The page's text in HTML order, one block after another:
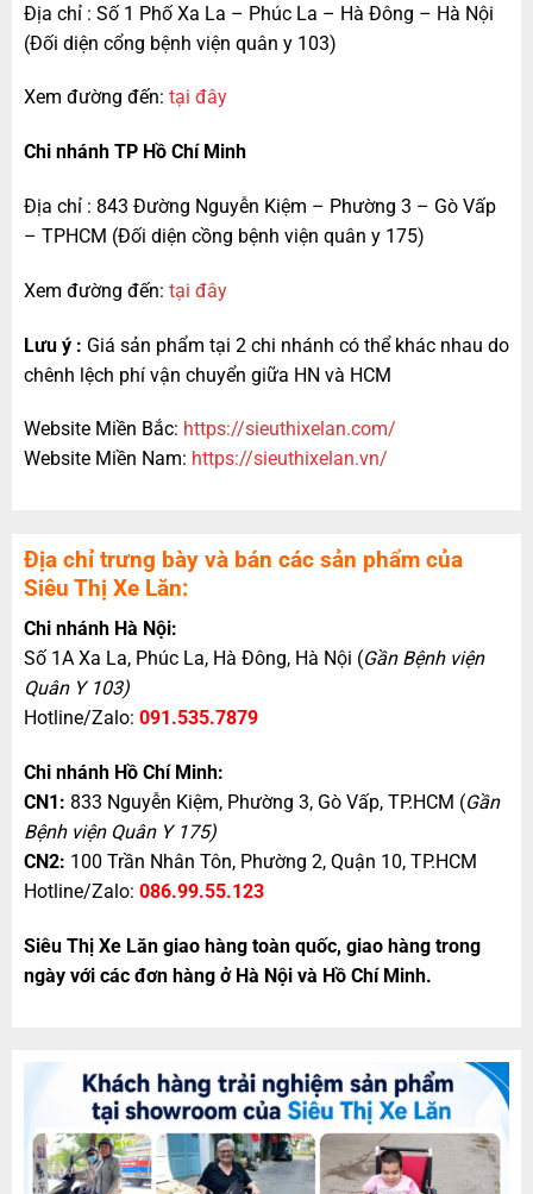
Địa chỉ : Số 1 Phố Xa La – Phúc La – Hà Đông – Hà Nội
(Đối diện cổng bệnh viện quân y 103)
Xem đường đến: tại đây
Chi nhánh TP Hồ Chí Minh
Địa chỉ : 843 Đường Nguyễn Kiệm – Phường 3 – Gò Vấp
– TPHCM (Đối diện cồng bệnh viện quân y 175)
Xem đường đến: tại đây
Lưu ý : Giá sản phẩm tại 2 chi nhánh có thể khác nhau do
chênh lệch phí vận chuyển giữa HN và HCM
Website Miền Bắc: https://sieuthixelan.com/
Website Miền Nam: https://sieuthixelan.vn/
Địa chỉ trưng bày và bán các sản phẩm của
Siêu Thị Xe Lăn:
Chi nhánh Hà Nội:
Số 1A Xa La, Phúc La, Hà Đông, Hà Nội (Gần Bệnh viện
Quân Y 103)
Hotline/Zalo: 091.535.7879
Chi nhánh Hồ Chí Minh:
CN1: 833 Nguyễn Kiệm, Phường 3, Gò Vấp, TP.HCM (Gần
Bệnh viện Quân Y 175)
CN2: 100 Trần Nhân Tôn, Phường 2, Quận 10, TP.HCM
Hotline/Zalo: 086.99.55.123
Siêu Thị Xe Lăn giao hàng toàn quốc, giao hàng trong
ngày với các đơn hàng ở Hà Nội và Hồ Chí Minh.